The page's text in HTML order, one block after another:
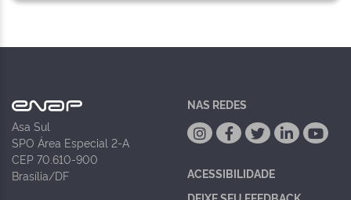
Asa Sul
SPO Área Especial 2-A
CEP 70.610-900
Brasília/DF
NAS REDES
ACESSIBILIDADE